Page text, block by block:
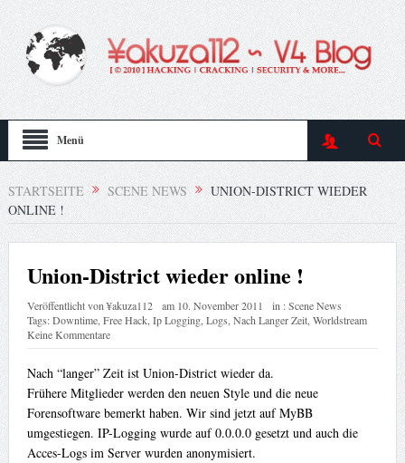
Menü
STARTSEITE SCENE NEWS
UNION-DISTRICT WIEDER
ONLINE !
Union-District wieder online !
Veröffentlicht von¥akuza112 am 10. November 2011 in :Scene News
Tags:Downtime, Free Hack, Ip Logging, Logs Nach Langer Zeit, Worldstream
Keine Kommentare
Nach “langer” Zeit ist Union-District wieder da.
Frühere Mitglieder werden den neuen Style und die neue
Forensoftware bemerkt haben. Wir sind jetzt auf MyBB
umgestiegen. IP-Logging wurde auf 0.0.0.0 gesetzt und auch die
Acces-Logs im Server wurden anonymisiert.